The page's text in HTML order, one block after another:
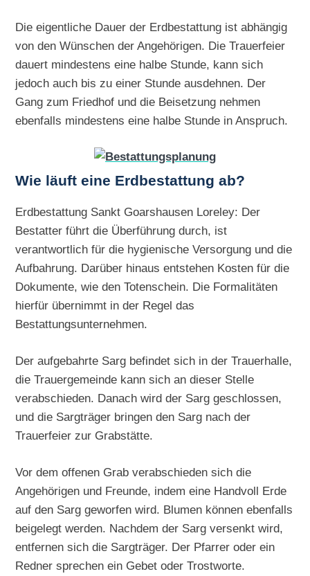
Die eigentliche Dauer der Erdbestattung ist abhängig
von den Wünschen der Angehörigen. Die Trauerfeier
dauert mindestens eine halbe Stunde, kann sich
jedoch auch bis zu einer Stunde ausdehnen. Der
Gang zum Friedhof und die Beisetzung nehmen
ebenfalls mindestens eine halbe Stunde in Anspruch.
Wie läuft eine Erdbestattung ab?
Erdbestattung Sankt Goarshausen Loreley: Der
Bestatter führt die Überführung durch, ist
verantwortlich für die hygienische Versorgung und die
Aufbahrung. Darüber hinaus entstehen Kosten für die
Dokumente, wie den Totenschein. Die Formalitäten
hierfür übernimmt in der Regel das
Bestattungsunternehmen.
Der aufgebahrte Sarg befindet sich in der Trauerhalle,
die Trauergemeinde kann sich an dieser Stelle
verabschieden. Danach wird der Sarg geschlossen,
und die Sargträger bringen den Sarg nach der
Trauerfeier zur Grabstätte.
Vor dem offenen Grab verabschieden sich die
Angehörigen und Freunde, indem eine Handvoll Erde
auf den Sarg geworfen wird. Blumen können ebenfalls
beigelegt werden. Nachdem der Sarg versenkt wird,
entfernen sich die Sargträger. Der Pfarrer oder ein
Redner sprechen ein Gebet oder Trostworte.